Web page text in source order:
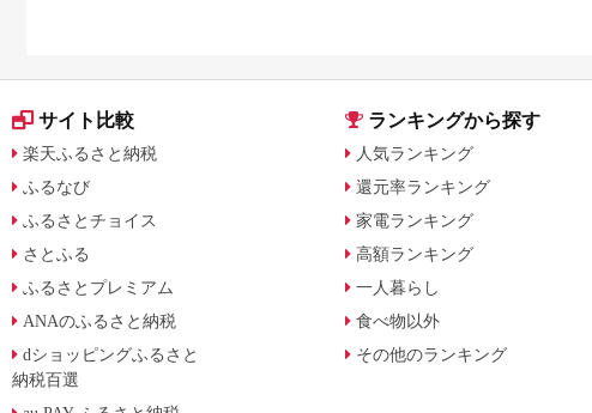
サイト比較
楽天ふるさと納税
ふるなび
ふるさとチョイス
さとふる
ふるさとプレミアム
ANAのふるさと納税
dショッピングふるさと
納税百選
ランキングから探す
人気ランキング
還元率ランキング
家電ランキング
高額ランキング
一人暮らし
食べ物以外
その他のランキング